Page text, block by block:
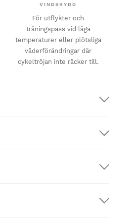
VINDSKYDD
För utflykter och
träningspass vid låga
temperaturer eller plötsliga
väderförändringar där
cykeltröjan inte räcker till.
över $300.00